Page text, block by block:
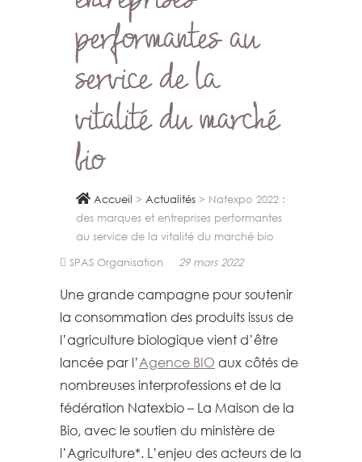
performantes au
service de la
vitalité du marché
bio
Accueil > Actualités > Natexpo 2022 :
des marques et entreprises performantes
au service de la vitalité du marché bio
SPAS Organisation
29 mars 2022
Une grande campagne pour soutenir
la consommation des produits issus de
l’agriculture biologique vient d’être
lancée par l’Agence BIO aux côtés de
nombreuses interprofessions et de la
fédération Natexbio – La Maison de la
Bio, avec le soutien du ministère de
l’Agriculture*. L’enjeu des acteurs de la